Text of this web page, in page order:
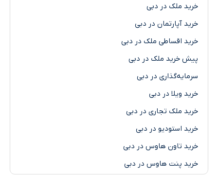
ملک در دبی
آپارتمان در دبی
اقساطی ملک در دبی
خرید ملک در دبی
در دبی
ویلا در دبی
ملک تجاری در دبی
استودیو در دبی
تاون هاوس در دبی
پنت هاوس در دبی